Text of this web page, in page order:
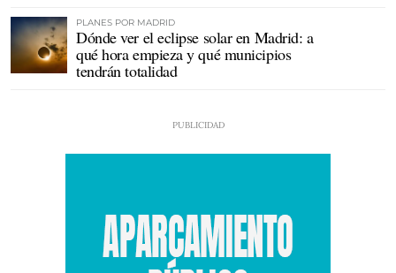
PLANES POR MADRID
Dónde ver el eclipse solar en Madrid: a
qué hora empieza y qué municipios
tendrán totalidad